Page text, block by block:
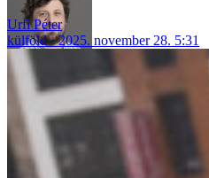
Urfi Péter
külföld
2025. november 28. 5:31